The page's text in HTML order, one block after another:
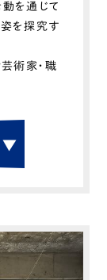
を通じて
を探究す
術家・職